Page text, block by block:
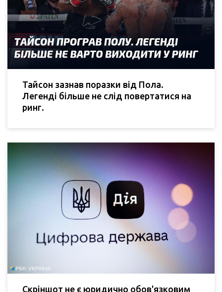
Тайсон зазнав поразки від Пола.
Легенді більше не слід повертатися на
ринг.
Скріншот не є юридично обов'язковим